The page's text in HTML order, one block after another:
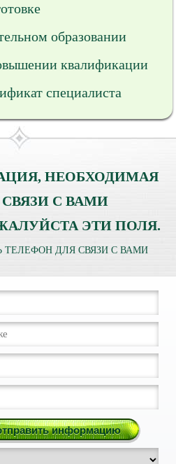
образовании
квалификации
специалиста
НЕОБХОДИМАЯ
С ВАМИ
ЭТИ ПОЛЯ.
ТЕЛЕФОН ДЛЯ СВЯЗИ С ВАМИ